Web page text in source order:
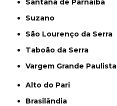
Santana de Parnaíba
Suzano
São Lourenço da Serra
Taboão da Serra
Vargem Grande Paulista
Alto do Pari
Brasilândia